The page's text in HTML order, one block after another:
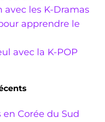
les K-Dramas
apprendre le
avec la K-POP
Corée du Sud